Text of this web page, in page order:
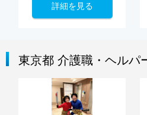
詳細を見る
東京都 介護職・ヘルパ